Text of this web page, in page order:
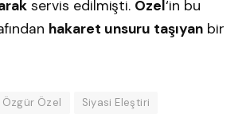
servis edilmişti. Özel‘in bu
hakaret unsuru taşıyanbir
Özgür Özel Siyasi Eleştiri